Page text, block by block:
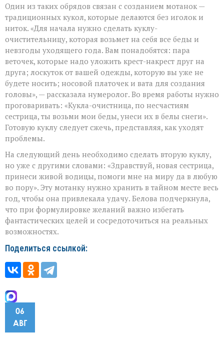
Один из таких обрядов связан с созданием мотанок —
традиционных кукол, которые делаются без иголок и
ниток. «Для начала нужно сделать куклу-
очистительницу, которая возьмет на себя все беды и
невзгоды уходящего года. Вам понадобятся: пара
веточек, которые надо уложить крест-накрест друг на
друга; лоскуток от вашей одежды, которую вы уже не
будете носить; носовой платочек и вата для создания
головы», — рассказала нумеролог. Во время работы нужно
проговаривать: «Кукла-очистница, по несчастиям
сестрица, ты возьми мои беды, унеси их в белы снеги».
Готовую куклу следует сжечь, представляя, как уходят
проблемы.
На следующий день необходимо сделать вторую куклу,
но уже с другими словами: «Здравствуй, новая сестрица,
принеси живой водицы, помоги мне на миру да в любую
во пору». Эту мотанку нужно хранить в тайном месте весь
год, чтобы она привлекала удачу. Белова подчеркнула,
что при формулировке желаний важно избегать
фантастических целей и сосредоточиться на реальных
возможностях.
Поделиться ссылкой:
06
АВГ